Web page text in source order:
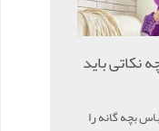
نکاتی باید
بچه گانه را